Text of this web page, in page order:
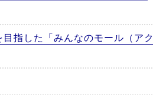
指した「みんなのモール（アク